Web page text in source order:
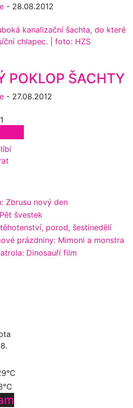
- 28.08.2012
POKLOP ŠACHTY
- 27.08.2012
Zbrusu nový den
švestek
porod, šestinedělí
prázdniny: Mimoni a monstra
Dinosauří film